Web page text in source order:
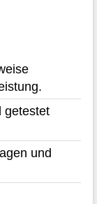
getestet
und